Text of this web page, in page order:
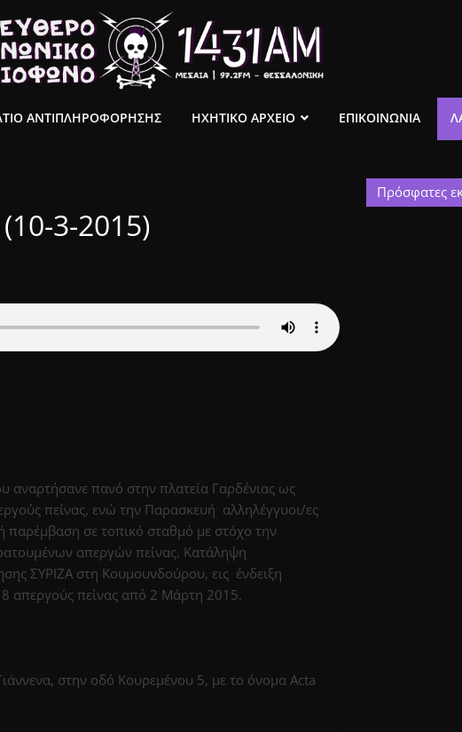
ΑΝΤΙΠΛΗΡΟΦΟΡΗΣΗΣ ΗΧΗΤΙΚΟ ΑΡΧΕΙΟ ΕΠΙΚΟΙΝΩΝΙΑ
3-2015)
αναρτήσανε πανό στην πλατεία Γαρδένιας ως
πείνας, ενώ την Παρασκευή αλληλέγγυοι/ες
σε τοπικό σταθμό με στόχο την
απεργών πείνας. Κατάληψη
ΣΥΡΙΖΑ στη Κουμουνδούρου, εις ένδειξη
απεργούς πείνας από 2 Μάρτη 2015.
στην οδό Κουρεμένου 5, με το όνομα Acta
Πρόσφατες